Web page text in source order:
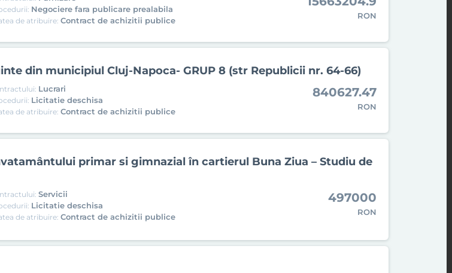
Negociere fara publicare prealabila
de atribuire:Contract de achizitii publice RON
din municipiul Cluj-Napoca- GRUP 8 (str Republicii nr. 64-66)
Lucrari
Licitatie deschisa
de atribuire:Contract de achizitii publice
840627.47
RON
primar si gimnazial în cartierul Buna Ziua – Studiu de
Servicii
Licitatie deschisa
de atribuire:Contract de achizitii publice
497000
RON